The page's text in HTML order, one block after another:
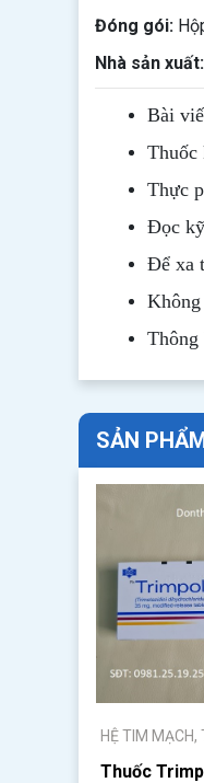
Đóng gói:
Nhà sản xuất:
Bài
Thuốc
Thực
Đọc
Để xa
Không
Thông
SẢN
HỆ TIM MẠCH,
Thuốc